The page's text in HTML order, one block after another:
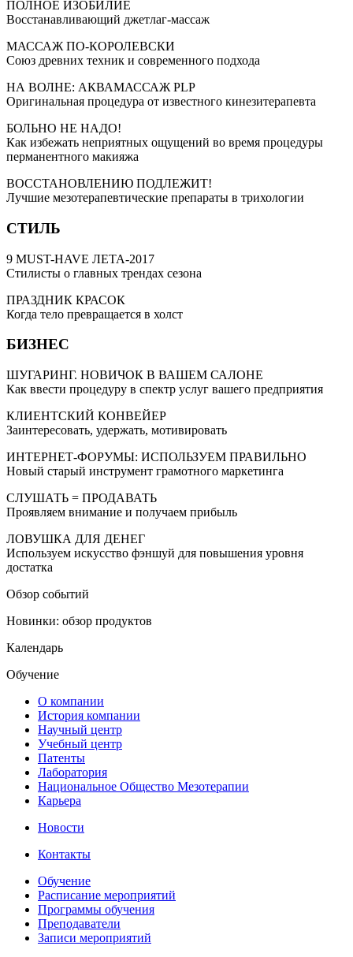
ПОЛНОЕ ИЗОБИЛИЕ
Восстанавливающий джетлаг-массаж
МАССАЖ ПО‑КОРОЛЕВСКИ
Союз древних техник и современного подхода
НА ВОЛНЕ: АКВАМАССАЖ PLP
Оригинальная процедура от известного кинезитерапевта
БОЛЬНО НЕ НАДО!
Как избежать неприятных ощущений во время процедуры
перманентного макияжа
ВОССТАНОВЛЕНИЮ ПОДЛЕЖИТ!
Лучшие мезотерапевтические препараты в трихологии
СТИЛЬ
9 MUST-HAVE ЛЕТА-2017
Стилисты о главных трендах сезона
ПРАЗДНИК КРАСОК
Когда тело превращается в холст
БИЗНЕС
ШУГАРИНГ. НОВИЧОК В ВАШЕМ САЛОНЕ
Как ввести процедуру в спектр услуг вашего предприятия
КЛИЕНТСКИЙ КОНВЕЙЕР
Заинтересовать, удержать, мотивировать
ИНТЕРНЕТ-ФОРУМЫ: ИСПОЛЬЗУЕМ ПРАВИЛЬНО
Новый старый инструмент грамотного маркетинга
СЛУШАТЬ = ПРОДАВАТЬ
Проявляем внимание и получаем прибыль
ЛОВУШКА ДЛЯ ДЕНЕГ
Используем искусство фэншуй для повышения уровня
достатка
Обзор событий
Новинки: обзор продуктов
Календарь
Обучение
О компании
История компании
Научный центр
Учебный центр
Патенты
Лаборатория
Национальное Общество Мезотерапии
Карьера
Новости
Контакты
Обучение
Расписание мероприятий
Программы обучения
Преподаватели
Записи мероприятий